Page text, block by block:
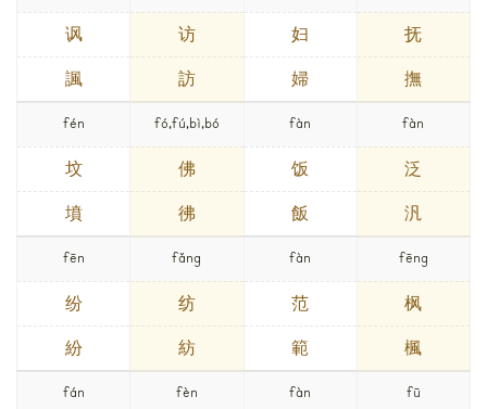
讽
諷
访
訪
妇
婦
抚
撫
fén
坟
墳
fó,fú,bì,bó
佛
彿
fàn
饭
飯
fàn
泛
汎
fēn
纷
紛
fǎng
纺
紡
fàn
范
範
fēng
枫
楓
fán fèn fàn fū